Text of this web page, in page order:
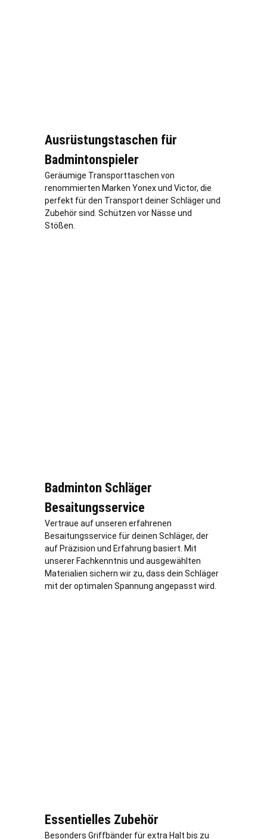
Ausrüstungstaschen für
Badmintonspieler
Geräumige Transporttaschen von
renommierten Marken Yonex und Victor, die
perfekt für den Transport deiner Schläger und
Zubehör sind. Schützen vor Nässe und
Stößen.
Badminton Schläger
Besaitungsservice
Vertraue auf unseren erfahrenen
Besaitungsservice für deinen Schläger, der
auf Präzision und Erfahrung basiert. Mit
unserer Fachkenntnis und ausgewählten
Materialien sichern wir zu, dass dein Schläger
mit der optimalen Spannung angepasst wird.
Essentielles Zubehör
Besonders Griffbänder für extra Halt bis zu